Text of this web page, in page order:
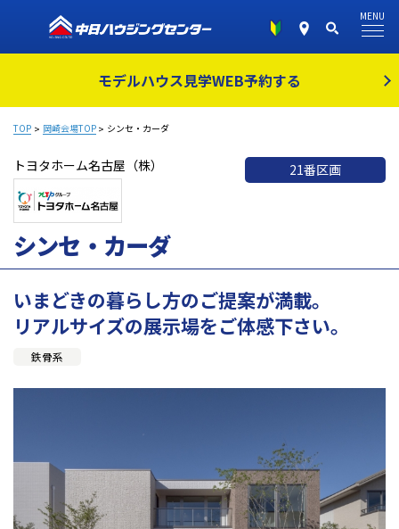
モデルハウス見学WEB予約する
MENU
TOP 岡崎会場TOP シンセ・カーダ
トヨタホーム名古屋（株） 21番区画
シンセ・カーダ
いまどきの暮らし方のご提案が満載。
リアルサイズの展示場をご体感下さい。
鉄骨系